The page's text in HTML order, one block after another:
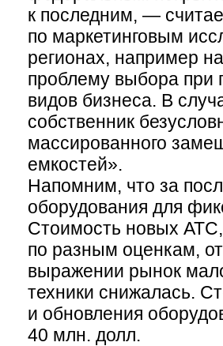
к последним, —
по маркетинговым
регионах, например
проблему выбора при
видов бизнеса. В
собственник
массированного
емкостей».
Напомним, что за
оборудования для
Стоимость новых АТС,
по разным оценкам,
выражении рынок
техники снижалась.
и обновления
40 млн. долл.